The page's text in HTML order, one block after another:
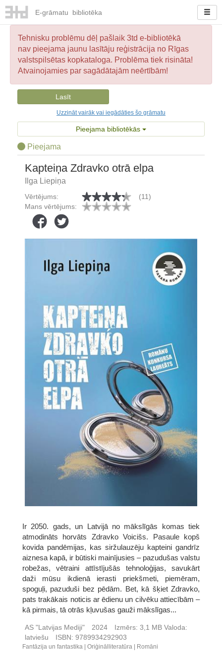
E-grāmatu bibliotēka
Tehnisku problēmu dēļ pašlaik 3td e-bibliotēkā
nav pieejama jaunu lasītāju reģistrācija no Rīgas
valstspilsētas kopkataloga. Problēma tiek risināta!
Atvainojamies par sagādātajām neērtībām!
Lasīt
Uzzināt vairāk vai iegādāties šo grāmatu
Pieejama bibliotēkās
Pieejama
Kapteiņa Zdravko otrā elpa
Ilga Liepiņa
Vērtējums:
(11)
Mans vērtējums:
Ir 2050. gads, un Latvijā no mākslīgās komas tiek
atmodināts horvāts Zdravko Voicišs. Pasaule kopš
kovida pandēmijas, kas siržulauzēju kapteini gandrīz
aiznesa kapā, ir būtiski mainījusies – pazudušas valstu
robežas, vētraini attīstījušās tehnoloģijas, savukārt
daži mūsu ikdienā ierasti priekšmeti, piemēram,
spoguļi, pazuduši bez pēdām. Bet, kā šķiet Zdravko,
pats trakākais noticis ar ēdienu un cilvēku attiecībām –
kā pirmais, tā otrās kļuvušas gauži mākslīgas...
AS "Latvijas Mediji" 2024 Izmērs: 3,1 MB Valoda:
latviešu
ISBN: 9789934292903
Fantāzija un fantastika Oriģinālliteratūra Romāni